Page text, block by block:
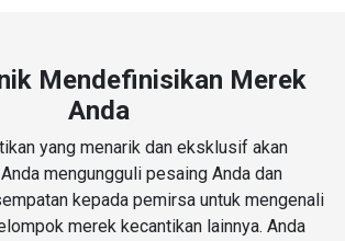
Mendefinisikan Merek
Anda
yang menarik dan eksklusif akan
mengungguli pesaing Anda dan
kepada pemirsa untuk mengenali
merek kecantikan lainnya. Anda